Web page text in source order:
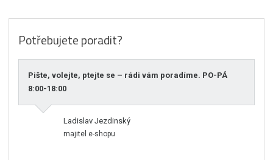
Potřebujete poradit?
Pište, volejte, ptejte se – rádi vám poradíme. PO-PÁ
8:00-18:00
Ladislav Jezdinský
majitel e-shopu